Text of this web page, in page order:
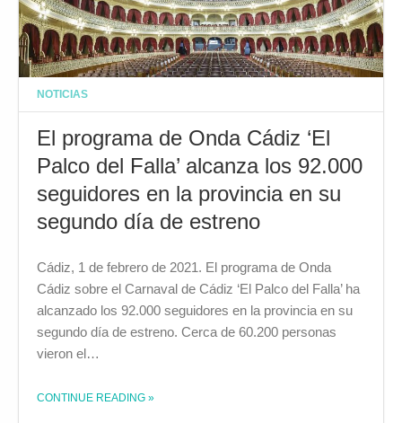
NOTICIAS
El programa de Onda Cádiz ‘El
Palco del Falla’ alcanza los 92.000
seguidores en la provincia en su
segundo día de estreno
Cádiz, 1 de febrero de 2021. El programa de Onda
Cádiz sobre el Carnaval de Cádiz ‘El Palco del Falla’ ha
alcanzado los 92.000 seguidores en la provincia en su
segundo día de estreno. Cerca de 60.200 personas
vieron el…
CONTINUE READING »